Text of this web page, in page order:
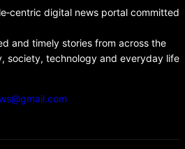
digital news portal committed
and timely stories from across the
society, technology and everyday life